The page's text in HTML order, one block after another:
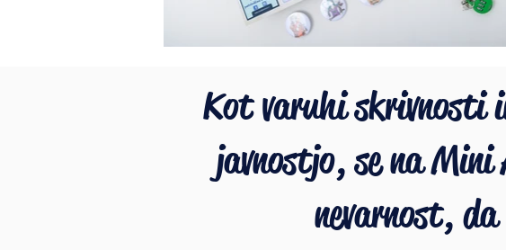
Kot varuhi skrivnosti
javnostjo, se na Mini
nevarnost,